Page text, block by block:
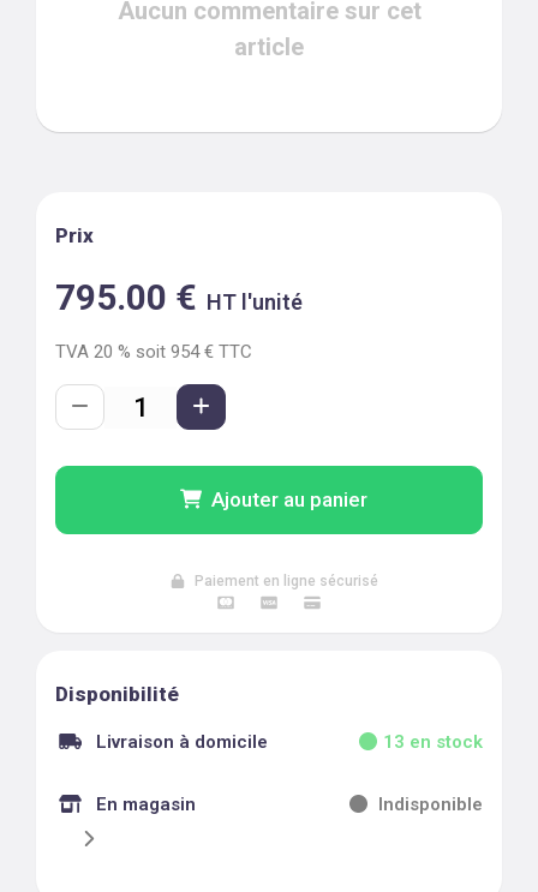
Aucun commentaire sur cet
article
Prix
795.00 € HT l'unité
TVA 20 % soit 954 € TTC
Ajouter au panier
Paiement en ligne sécurisé
Disponibilité
Livraison à domicile 13 en stock
En magasin Indisponible